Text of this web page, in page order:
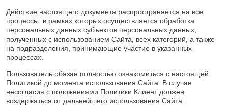
Действие настоящего документа распространяется на все
процессы, в рамках которых осуществляется обработка
персональных данных субъектов персональных данных,
полученных с использованием Сайта, всех категорий, а также
на подразделения, принимающие участие в указанных
процессах.
Пользователь обязан полностью ознакомиться с настоящей
Политикой до момента использования Сайта. В случае
несогласия с положениями Политики Клиент должен
воздержаться от дальнейшего использования Сайта.